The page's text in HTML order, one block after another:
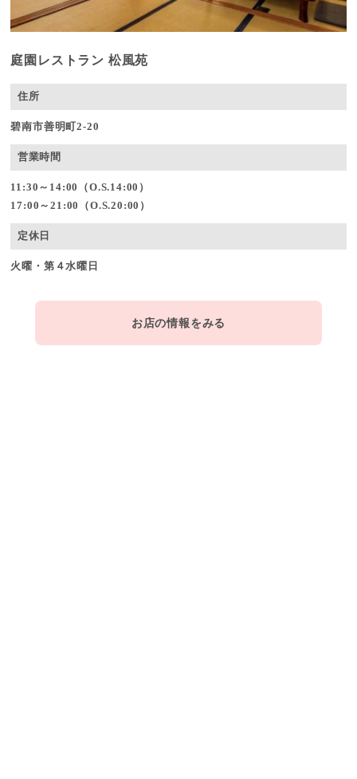
庭園レストラン 松風苑
住所
碧南市善明町2-20
営業時間
11:30～14:00（O.S.14:00）
17:00～21:00（O.S.20:00）
定休日
火曜・第４水曜日
お店の情報をみる